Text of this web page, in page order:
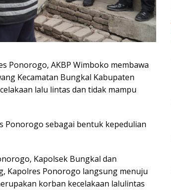
Ponorogo, AKBP Wimboko membawa
Kecamatan Bungkal Kabupaten
lalu lintas dan tidak mampu
Ponorogo sebagai bentuk kepedulian
Kapolsek Bungkal dan
Kapolres Ponorogo langsung menuju
korban kecelakaan lalulintas